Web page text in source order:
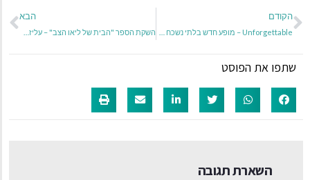
הקודם הבא
שתפו את הפוסט
השארת תגובה